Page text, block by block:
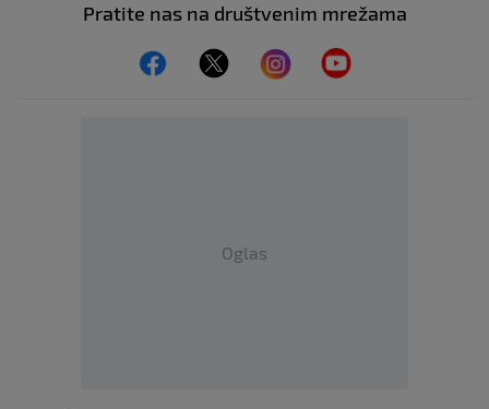
Pratite nas na društvenim mrežama
Oglas